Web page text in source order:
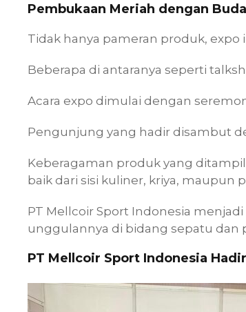
Pembukaan Meriah dengan
Tidak hanya pameran produk,
Beberapa di antaranya seperti
Acara expo dimulai dengan
Pengunjung yang hadir disambut
Keberagaman produk yang
baik dari sisi kuliner, kriya, maupun
PT Mellcoir Sport Indonesia
unggulannya di bidang sepatu dan
PT Mellcoir Sport Indonesia